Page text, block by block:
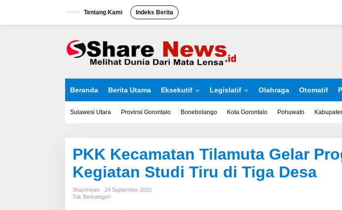
Tentang Kami Indeks Berita
Beranda Berita Utama Eksekutif Legislatif Olahraga Otomatif
Sulawesi Utara Provinsi Gorontalo Bonebolango Kota Gorontalo Pohuwato
PKK Kecamatan Tilamuta Gelar
Kegiatan Studi Tiru di Tiga Desa
Sharenews
24 September 2020
Tak Berkategori